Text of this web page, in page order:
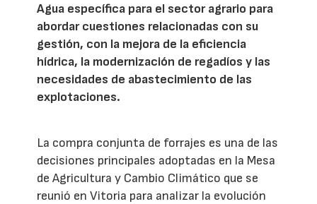
Agua específica para el sector agrario para
abordar cuestiones relacionadas con su
gestión, con la mejora de la eficiencia
hídrica, la modernización de regadíos y las
necesidades de abastecimiento de las
explotaciones.
La compra conjunta de forrajes es una de las
decisiones principales adoptadas en la Mesa
de Agricultura y Cambio Climático que se
reunió en Vitoria para analizar la evolución